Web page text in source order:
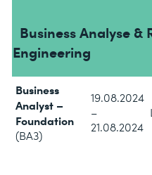
Business Analyse &
Engineering
Business
Analyst –
Foundation
(BA3)
19.08.2024
–
21.08.2024